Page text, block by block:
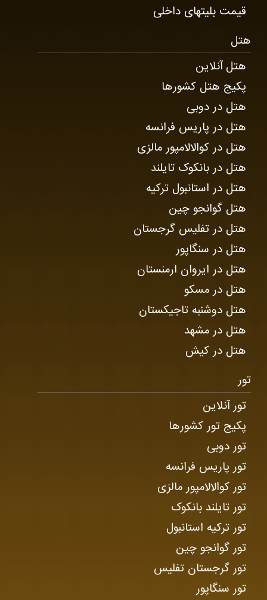
قیمت بلیتهای داخلی
هتل
هتل آنلاین
پکیج هتل کشورها
هتل در دوبی
هتل در پاریس فرانسه
هتل در کوالالامپور مالزی
هتل در بانکوک تایلند
هتل در استانبول ترکیه
هتل گوانجو چین
هتل در تفلیس گرجستان
هتل در سنگاپور
هتل در ایروان ارمنستان
هتل در مسکو
هتل دوشنبه تاجیکستان
هتل در مشهد
هتل در کیش
تور
تور آنلاین
پکیج تور کشورها
تور دوبی
تور پاریس فرانسه
تور کوالالامپور مالزی
تور تایلند بانکوک
تور ترکیه استانبول
تور گوانجو چین
تور گرجستان تفلیس
تور سنگاپور